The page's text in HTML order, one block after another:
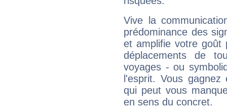
Vive la
prédominance des
et amplifie votre goût
déplacements de
voyages - ou
l'esprit. Vous
qui peut vous
en sens du concret.